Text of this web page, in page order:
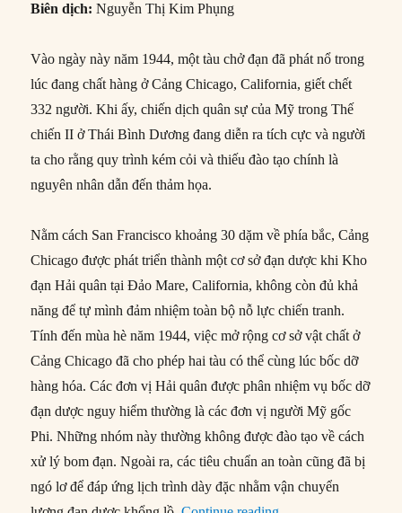
Biên dịch: Nguyễn Thị Kim Phụng
Vào ngày này năm 1944, một tàu chở đạn đã phát nổ trong
lúc đang chất hàng ở Cảng Chicago, California, giết chết
332 người. Khi ấy, chiến dịch quân sự của Mỹ trong Thế
chiến II ở Thái Bình Dương đang diễn ra tích cực và người
ta cho rằng quy trình kém cỏi và thiếu đào tạo chính là
nguyên nhân dẫn đến thảm họa.
Nằm cách San Francisco khoảng 30 dặm về phía bắc, Cảng
Chicago được phát triển thành một cơ sở đạn dược khi Kho
đạn Hải quân tại Đảo Mare, California, không còn đủ khả
năng để tự mình đảm nhiệm toàn bộ nỗ lực chiến tranh.
Tính đến mùa hè năm 1944, việc mở rộng cơ sở vật chất ở
Cảng Chicago đã cho phép hai tàu có thể cùng lúc bốc dỡ
hàng hóa. Các đơn vị Hải quân được phân nhiệm vụ bốc dỡ
đạn dược nguy hiểm thường là các đơn vị người Mỹ gốc
Phi. Những nhóm này thường không được đào tạo về cách
xử lý bom đạn. Ngoài ra, các tiêu chuẩn an toàn cũng đã bị
ngó lơ để đáp ứng lịch trình dày đặc nhằm vận chuyển